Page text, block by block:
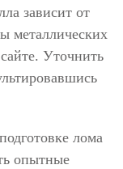
зависит от
металлических
Уточнить
лома
опытные